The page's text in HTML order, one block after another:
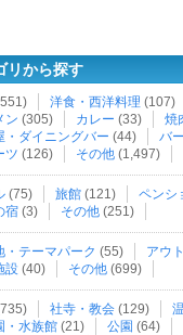
リから探す
洋食・西洋料理 (107)
ン (305) カレー (33) 焼
・ダイニングバー (44) バー
ツ (126) その他 (1,497)
(75) 旅館 (121) ペンシ
宿 (3) その他 (251)
・テーマパーク (55) アウ
設 (40) その他 (699)
社寺・教会 (129)
・水族館 (21) 公園 (64)